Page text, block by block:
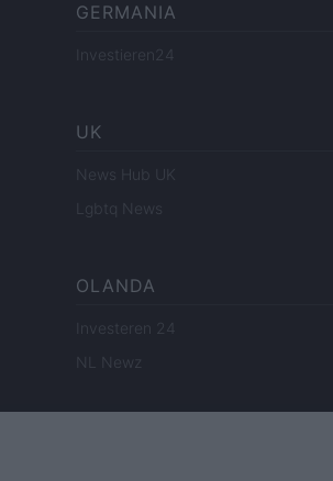
GERMANIA
Investieren24
UK
News Hub UK
Lgbtq News
OLANDA
Investeren 24
NL Newz